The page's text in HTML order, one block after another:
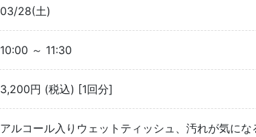
03/28(土)
10:00 ～ 11:30
3,200円 (税込) [1回分]
アルコール入りウェットティッシュ、汚れが気にな